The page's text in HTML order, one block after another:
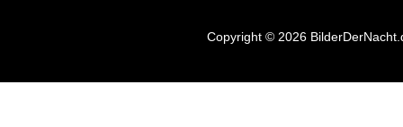
Copyright © 2026